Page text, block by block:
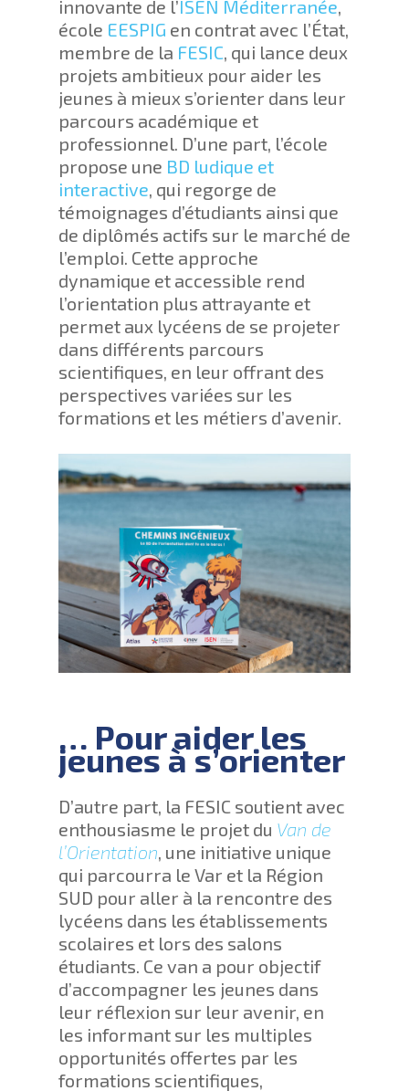
innovante de l’ISEN Méditerranée,
école EESPIG en contrat avec l’État,
membre de la FESIC, qui lance deux
projets ambitieux pour aider les
jeunes à mieux s’orienter dans leur
parcours académique et
professionnel. D’une part, l’école
propose une BD ludique et
interactive, qui regorge de
témoignages d’étudiants ainsi que
de diplômés actifs sur le marché de
l’emploi. Cette approche
dynamique et accessible rend
l’orientation plus attrayante et
permet aux lycéens de se projeter
dans différents parcours
scientifiques, en leur offrant des
perspectives variées sur les
formations et les métiers d’avenir.
… Pour aider les
jeunes à s’orienter
D’autre part, la FESIC soutient avec
enthousiasme le projet du Van de
l’Orientation, une initiative unique
qui parcourra le Var et la Région
SUD pour aller à la rencontre des
lycéens dans les établissements
scolaires et lors des salons
étudiants. Ce van a pour objectif
d’accompagner les jeunes dans
leur réflexion sur leur avenir, en
les informant sur les multiples
opportunités offertes par les
formations scientifiques,